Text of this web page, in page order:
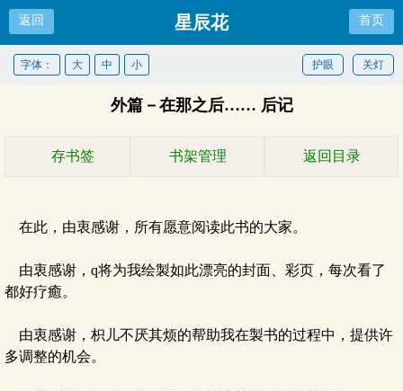
返回 星辰花 首页
关灯
护眼
字体： 大 中 小
外篇－在那之后…… 后记
存书签 书架管理 返回目录
在此，由衷感谢，所有愿意阅读此书的大家。
由衷感谢，q将为我绘製如此漂亮的封面、彩页，每次看了
都好疗癒。
由衷感谢，枳儿不厌其烦的帮助我在製书的过程中，提供许
多调整的机会。